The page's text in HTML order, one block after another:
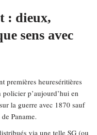
: dieux,
sens avec
premières heureséritières
p’aujourd’hui en
la guerre avec 1870 sauf
Paname.
via une telle SG (ou